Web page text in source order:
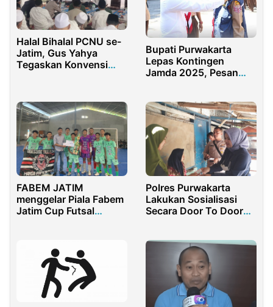
Halal Bihalal PCNU se-
Jatim, Gus Yahya
Tegaskan Konvensi
Bupati Purwakarta
Lepas Kontingen
Jamda 2025, Pesan
FABEM JATIM
menggelar Piala Fabem
Jatim Cup Futsal
Polres Purwakarta
Lakukan Sosialisasi
Secara Door To Door